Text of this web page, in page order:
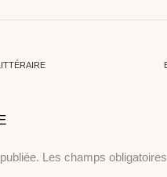
Les champs